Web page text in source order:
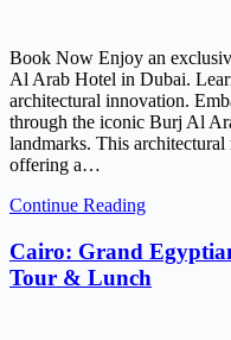
Book Now Enjoy an
Al Arab Hotel in Dubai.
architectural innovation.
through the iconic Burj Al
landmarks. This
offering a…
Continue Reading
Cairo: Grand
Tour & Lunch